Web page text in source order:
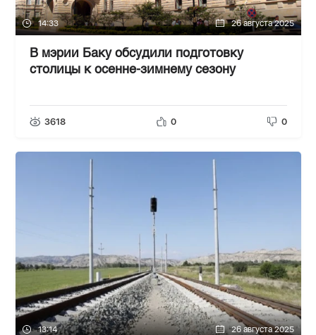
14:33 26 августа 2025
В мэрии Баку обсудили подготовку
столицы к осенне-зимнему сезону
3618 0 0
13:14 26 августа 2025